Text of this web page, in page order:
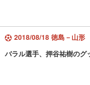
2018/08/18 徳島－山形
バラル選手、押谷祐樹のグ